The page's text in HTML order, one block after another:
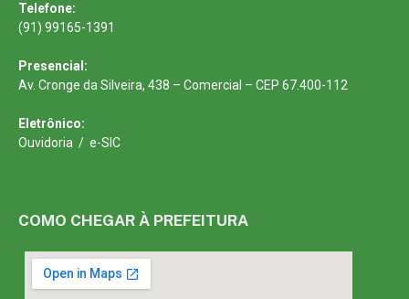
Telefone:
(91) 99165-1391
Presencial:
Av. Cronge da Silveira, 438 – Comercial – CEP 67.400-112
Eletrônico:
Ouvidoria / e-SIC
COMO CHEGAR À PREFEITURA